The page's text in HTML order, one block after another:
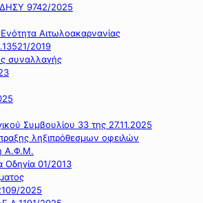
9742/2025
Ενότητα Αιτωλοακαρνανίας
2019
συναλλαγής
Συμβουλίου 33 της 27.11.2025
ληξιπρόθεσμων οφειλών
Α.Φ.Μ.
Οδηγία 01/2013
2025